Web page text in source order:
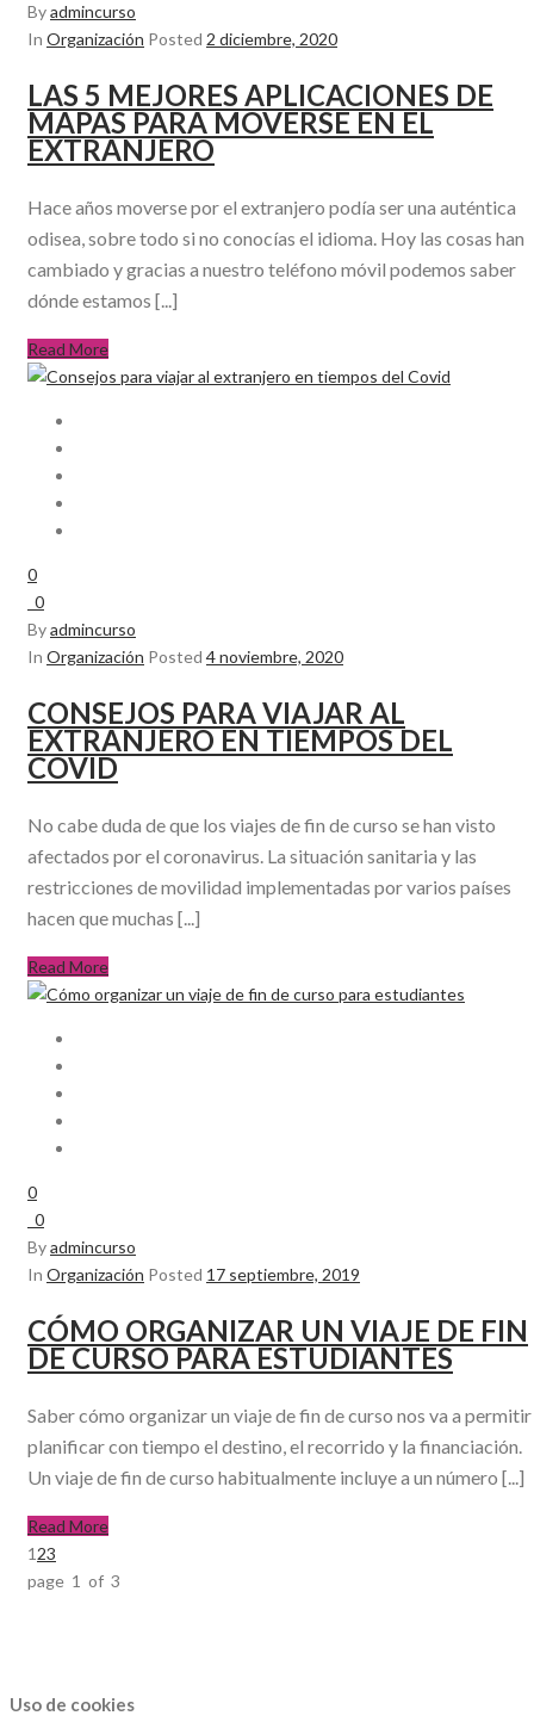
Byadmincurso
In Organización Posted 2 diciembre, 2020
LAS 5 MEJORES APLICACIONES DE
MAPAS PARA MOVERSE EN EL
EXTRANJERO
Hace años moverse por el extranjero podía ser una auténtica
odisea, sobre todo si no conocías el idioma. Hoy las cosas han
cambiado y gracias a nuestro teléfono móvil podemos saber
dónde estamos [...]
Read More
0
0
Byadmincurso
In Organización Posted 4 noviembre, 2020
CONSEJOS PARA VIAJAR AL
EXTRANJERO EN TIEMPOS DEL
COVID
No cabe duda de que los viajes de fin de curso se han visto
afectados por el coronavirus. La situación sanitaria y las
restricciones de movilidad implementadas por varios países
hacen que muchas [...]
Read More
0
0
Byadmincurso
In Organización Posted 17 septiembre, 2019
CÓMO ORGANIZAR UN VIAJE DE FIN
DE CURSO PARA ESTUDIANTES
Saber cómo organizar un viaje de fin de curso nos va a permitir
planificar con tiempo el destino, el recorrido y la financiación.
Un viaje de fin de curso habitualmente incluye a un número [...]
Read More
1 23
page 1 of 3
Uso de cookies